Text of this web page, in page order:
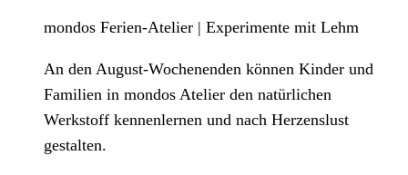
mondos Ferien-Atelier | Experimente mit Lehm
An den August-Wochenenden können Kinder und
Familien in mondos Atelier den natürlichen
Werkstoff kennenlernen und nach Herzenslust
gestalten.